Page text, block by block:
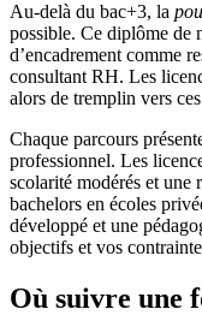
Au-delà du bac+3, la
possible. Ce diplôme de
d’encadrement comme
consultant RH. Les
alors de tremplin vers
Chaque parcours
professionnel. Les
scolarité modérés et une
bachelors en écoles
développé et une
objectifs et vos
Où suivre une